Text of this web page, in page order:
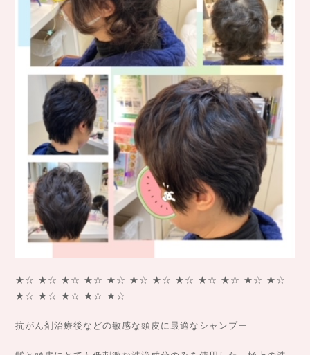
★☆ ★☆ ★☆ ★☆ ★☆ ★☆ ★☆ ★☆ ★☆ ★☆ ★☆ ★☆
★☆ ★☆ ★☆ ★☆ ★☆
抗がん剤治療後などの敏感な頭皮に最適なシャンプー